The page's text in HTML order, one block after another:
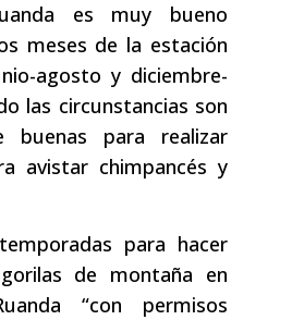
es muy bueno
meses de la estación
agosto y diciembre-
las circunstancias son
buenas para realizar
avistar chimpancés y
para hacer
de montaña en
“con permisos